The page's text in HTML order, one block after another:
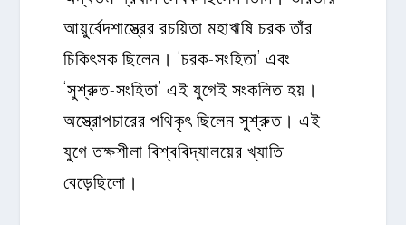
আয়ুর্বেদশাস্ত্রের রচয়িতা মহাঋষি চরক তাঁর
চিকিৎসক ছিলেন। ‘চরক-সংহিতা’ এবং
‘সুশ্রুত-সংহিতা’ এই যুগেই সংকলিত হয়।
অস্ত্রোপচারের পথিকৃৎ ছিলেন সুশ্রুত। এই
যুগে তক্ষশীলা বিশ্ববিদ্যালয়ের খ্যাতি
বেড়েছিলো।